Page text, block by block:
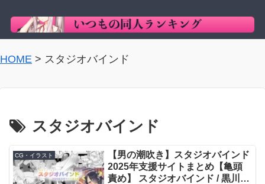
HOME > スタジオバインド
スタジオバインド
CG・イラスト
【男の潮吹き】スタジオバインド
2025年支援サイトまとめ【亀頭
責め】 スタジオバインド / 黒川リ